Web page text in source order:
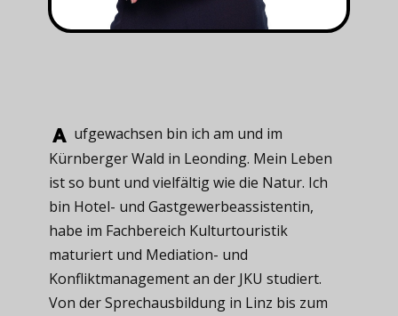
ufgewachsen ​bin ich am und im
Kürnberger Wald in Leonding. Mein Leben
ist so bunt und vielfältig wie die Natur. Ich
bin Hotel- und Gastgewerbeassistentin,
habe im Fachbereich Kulturtouristik
maturiert und Mediation- und
Konfliktmanagement an der JKU studiert.
Von der Sprechausbildung in Linz bis zum